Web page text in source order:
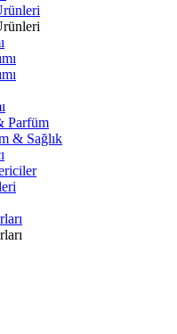
Parfüm
& Sağlık